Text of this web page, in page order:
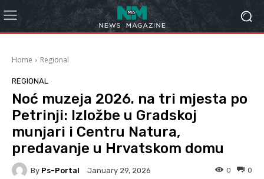
Home Regional
REGIONAL
Noć muzeja 2026. na tri mjesta po
Petrinji: Izložbe u Gradskoj
munjari i Centru Natura,
predavanje u Hrvatskom domu
By Ps-Portal January 29, 2026 0
0